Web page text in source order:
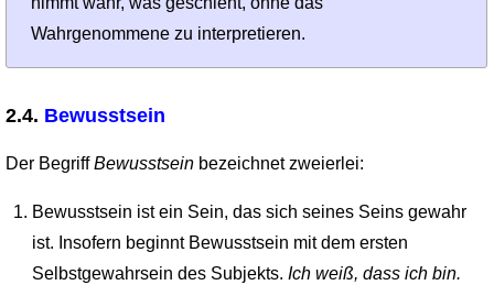
Wahrgenommene zu interpretieren.
2.4. Bewusstsein
Der BegriffBewusstseinbezeichnet zweierlei:
Bewusstsein ist ein Sein, das sich seines Seins gewahr
ist. Insofern beginnt Bewusstsein mit dem ersten
Selbstgewahrsein des Subjekts. Ich weiß, dass ich bin.